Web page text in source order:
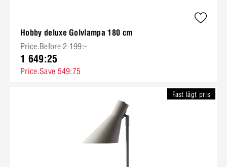
Hobby deluxe Golvlampa 180 cm
Price.Before 2 199:-
1 649:25
Price.Save 549:75
Fast lågt pris